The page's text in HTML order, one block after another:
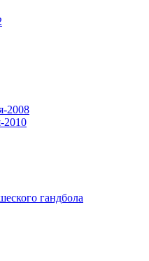
2008
2010
гандбола